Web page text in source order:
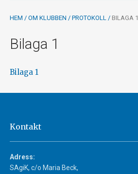
HEM / OM KLUBBEN / PROTOKOLL / BILAGA 1
Bilaga 1
Bilaga 1
Kontakt
Adress:
SAgiK, c/o Maria Beck,